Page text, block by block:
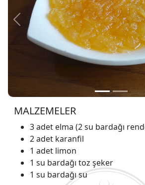
Önceki
MALZEMELER
3 adet elma (2 su bardağı
2 adet karanfil
1 adet limon
1 su bardağı toz şeker
1 su bardağı su